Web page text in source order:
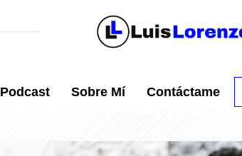
Podcast Sobre Mí Contáctame